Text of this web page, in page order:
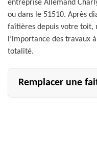
entreprise Allemand
ou dans le 51510. Après
faîtières depuis votre toit,
l’importance des
totalité.
Remplacer une